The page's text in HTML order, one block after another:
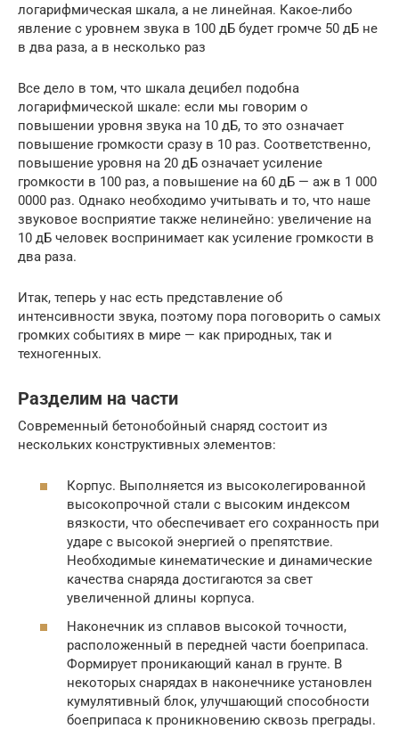
логарифмическая шкала, а не линейная. Какое-либо
явление с уровнем звука в 100 дБ будет громче 50 дБ не
в два раза, а в несколько раз
Все дело в том, что шкала децибел подобна
логарифмической шкале: если мы говорим о
повышении уровня звука на 10 дБ, то это означает
повышение громкости сразу в 10 раз. Соответственно,
повышение уровня на 20 дБ означает усиление
громкости в 100 раз, а повышение на 60 дБ — аж в 1 000
0000 раз. Однако необходимо учитывать и то, что наше
звуковое восприятие также нелинейно: увеличение на
10 дБ человек воспринимает как усиление громкости в
два раза.
Итак, теперь у нас есть представление об
интенсивности звука, поэтому пора поговорить о самых
громких событиях в мире — как природных, так и
техногенных.
Разделим на части
Современный бетонобойный снаряд состоит из
нескольких конструктивных элементов:
Корпус. Выполняется из высоколегированной
высокопрочной стали с высоким индексом
вязкости, что обеспечивает его сохранность при
ударе с высокой энергией о препятствие.
Необходимые кинематические и динамические
качества снаряда достигаются за свет
увеличенной длины корпуса.
Наконечник из сплавов высокой точности,
расположенный в передней части боеприпаса.
Формирует проникающий канал в грунте. В
некоторых снарядах в наконечнике установлен
кумулятивный блок, улучшающий способности
боеприпаса к проникновению сквозь преграды.